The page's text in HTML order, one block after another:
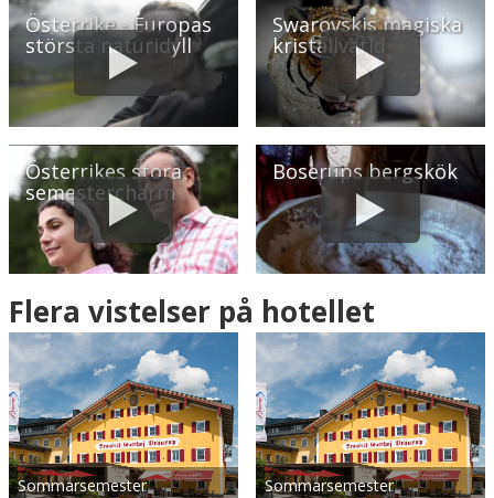
Österrike - Europas
största naturidyll
Swarovskis magiska
kristallvärld
Österrikes stora
semestercharm
Boserups bergskök
Flera vistelser på hotellet
Sommarsemester Sommarsemester